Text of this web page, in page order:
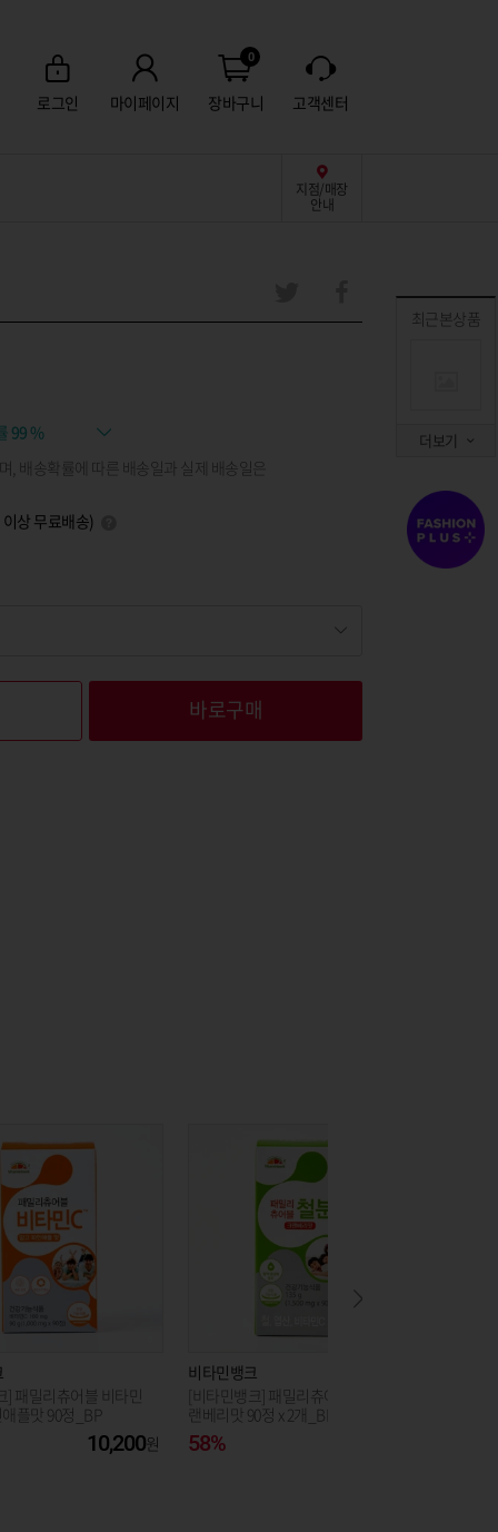
로그인 마이페이지
0
장바구니 고객센터
지점/매장
안내
최근본상품
더보기
99 %
, 배송확률에 따른 배송일과 실제 배송일은
상 무료배송)
바로구매
] 패밀리츄어블 비타민
플맛 90정_BP
10,200
비타민뱅크
[비타민뱅크] 패밀리츄어블 철분 크
랜베리맛 90정 x 2개_BP
58%